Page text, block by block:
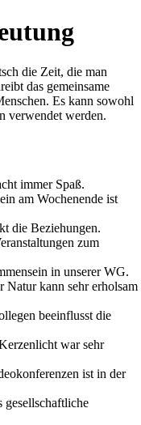
die Zeit, die man
das gemeinsame
Es kann sowohl
verwendet werden.
immer Spaß.
am Wochenende ist
die Beziehungen.
zum
in unserer WG.
Natur kann sehr erholsam
beeinflusst die
war sehr
ist in der
gesellschaftliche